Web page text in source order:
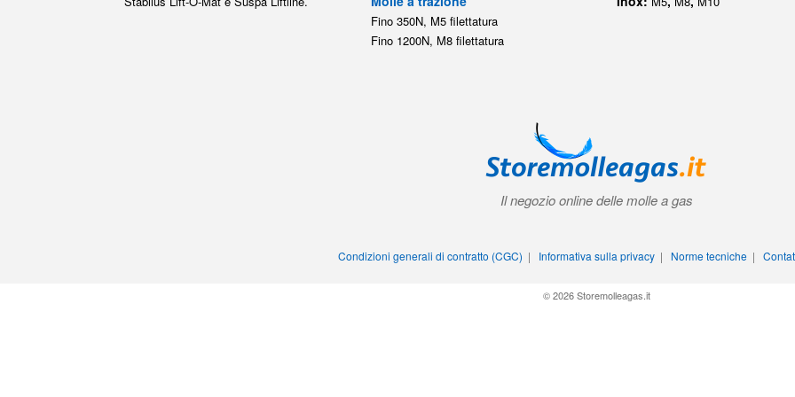
Fino 350N, M5 filettatura
Fino 1200N, M8 filettatura
Il negozio online delle molle a gas
Condizioni generali di contratto (CGC) | Informativa sulla privacy| Norme tecniche|
© 2026 Storemolleagas.it